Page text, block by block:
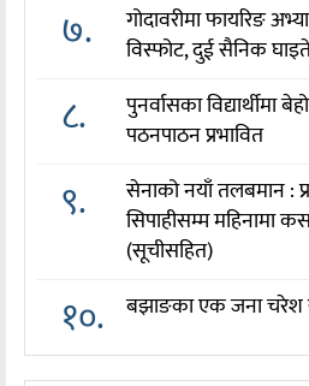
७.
गोदावरीमा फायरिङ
विस्फोट, दुई सैनिक
८.
पुनर्वासका विद्यार्थीमा
पठनपाठन प्रभावित
९.
सेनाको नयाँ तलबमान :
सिपाहीसम्म महिनामा
(सूचीसहित)
१०. बझाङका एक जना चरेश